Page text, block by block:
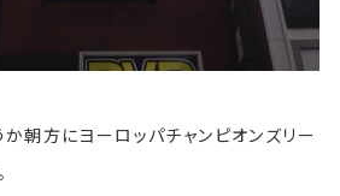
か朝方にヨーロッパチャンピオンズリー